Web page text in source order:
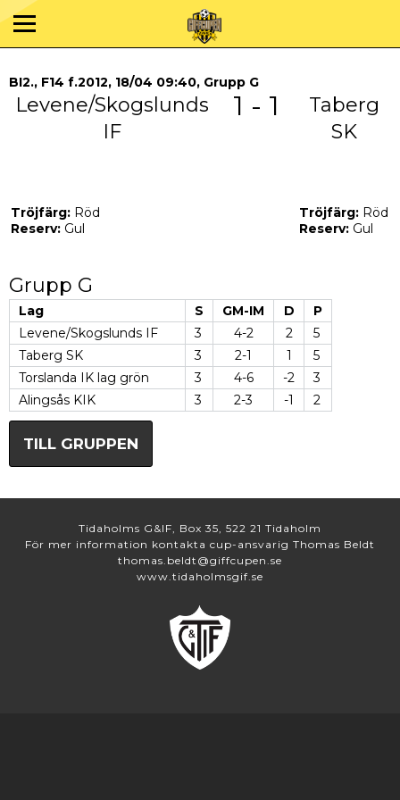
BI2., F14 f.2012, 18/04 09:40, Grupp G
Levene/Skogslunds
IF
1 - 1
Taberg
SK
Tröjfärg: Röd
Reserv: Gul
Tröjfärg: Röd
Reserv: Gul
Grupp G
Lag S GM-IM D
P
Levene/Skogslunds IF
3 4-2 2
5
Taberg SK
3 2-1 1
5
Torslanda IK lag grön
3 4-6 -2
3
Alingsås KIK
3 2-3 -1 2
TILL GRUPPEN
Tidaholms G&IF, Box 35, 522 21 Tidaholm
För mer information kontakta cup-ansvarig Thomas Beldt
thomas.beldt@giffcupen.se
www.tidaholmsgif.se